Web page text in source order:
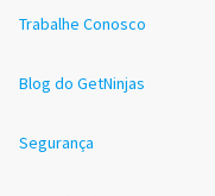
Trabalhe Conosco
Blog do GetNinjas
Segurança